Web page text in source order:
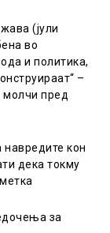
(јули
во
и политика,
–
молчи пред
кон
дека токму
за